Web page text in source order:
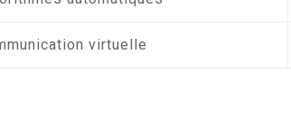
virtuelle